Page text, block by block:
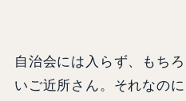
自治会には入らず、もち
いご近所さん。それなの